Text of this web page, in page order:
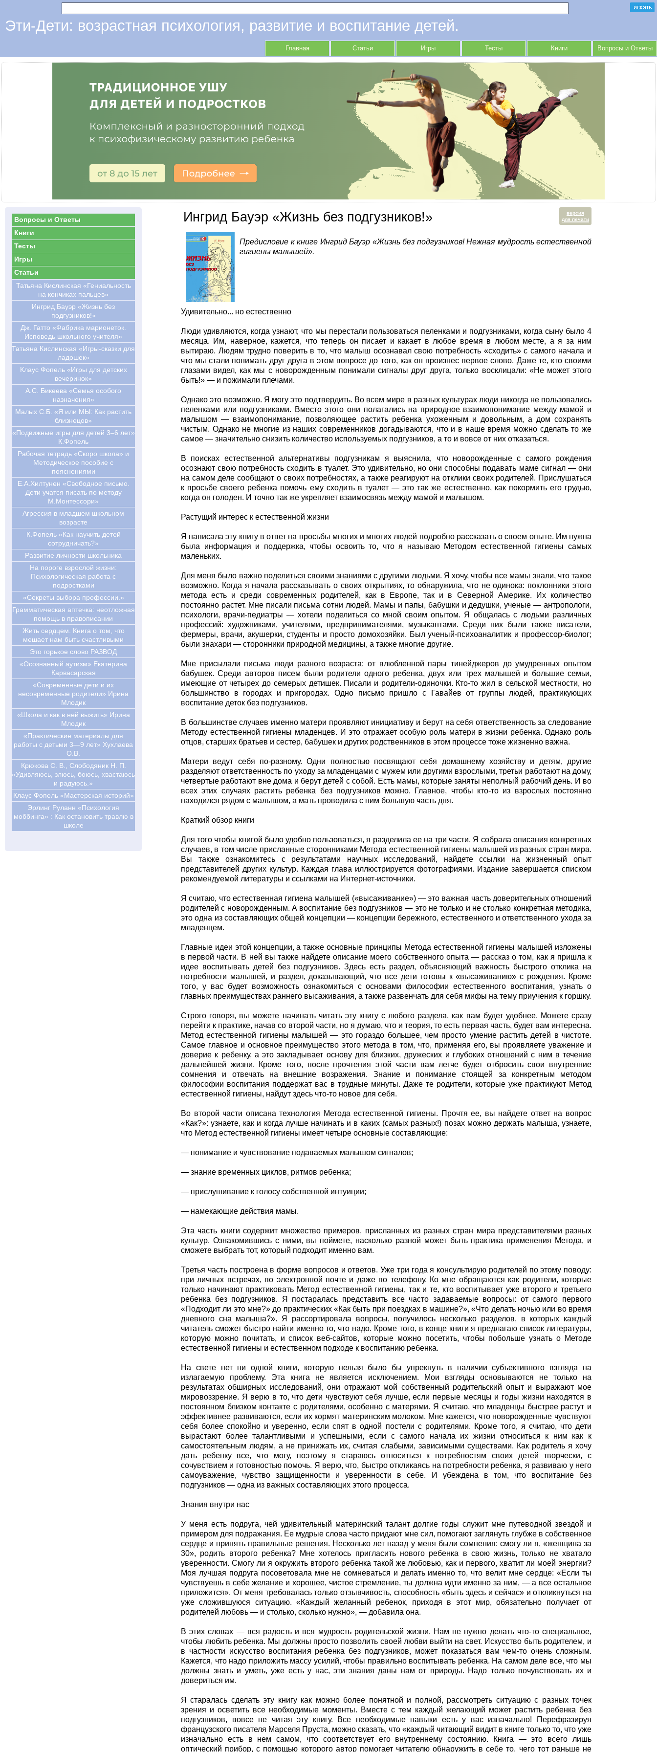
Эти-Дети: возрастная психология, развитие и воспитание детей.
Главная Статьи Игры Тесты Книги Вопросы и Ответы
версия
для печати
Ингрид Бауэр «Жизнь без подгузников!»
Предисловие к книге Ингрид Бауэр «Жизнь без подгузников! Нежная мудрость естественной
гигиены малышей».
Удивительно... но естественно
Люди удивляются, когда узнают, что мы перестали пользоваться пеленками и подгузниками, когда сыну было 4
месяца. Им, наверное, кажется, что теперь он писает и какает в любое время в любом месте, а я за ним
вытираю. Людям трудно поверить в то, что малыш осознавал свою потребность «сходить» с самого начала и
что мы стали понимать друг друга в этом вопросе до того, как он произнес первое слово. Даже те, кто своими
глазами видел, как мы с новорожденным понимали сигналы друг друга, только восклицали: «Не может этого
быть!» — и пожимали плечами.
Однако это возможно. Я могу это подтвердить. Во всем мире в разных культурах люди никогда не пользовались
пеленками или подгузниками. Вместо этого они полагались на природное взаимопонимание между мамой и
малышом — взаимопонимание, позволяющее растить ребенка ухоженным и довольным, а дом сохранять
чистым. Однако не многие из наших современников догадываются, что и в наше время можно сделать то же
самое — значительно снизить количество используемых подгузников, а то и вовсе от них отказаться.
В поисках естественной альтернативы подгузникам я выяснила, что новорожденные с самого рождения
осознают свою потребность сходить в туалет. Это удивительно, но они способны подавать маме сигнал — они
на самом деле сообщают о своих потребностях, а также реагируют на отклики своих родителей. Прислушаться
к просьбе своего ребенка помочь ему сходить в туалет — это так же естественно, как покормить его грудью,
когда он голоден. И точно так же укрепляет взаимосвязь между мамой и малышом.
Растущий интерес к естественной жизни
Я написала эту книгу в ответ на просьбы многих и многих людей подробно рассказать о своем опыте. Им нужна
была информация и поддержка, чтобы освоить то, что я называю Методом естественной гигиены самых
маленьких.
Для меня было важно поделиться своими знаниями с другими людьми. Я хочу, чтобы все мамы знали, что такое
возможно. Когда я начала рассказывать о своих открытиях, то обнаружила, что не одинока: поклонники этого
метода есть и среди современных родителей, как в Европе, так и в Северной Америке. Их количество
постоянно растет. Мне писали письма сотни людей. Мамы и папы, бабушки и дедушки, ученые — антропологи,
психологи, врачи-педиатры — хотели поделиться со мной своим опытом. Я общалась с людьми различных
профессий: художниками, учителями, предпринимателями, музыкантами. Среди них были также писатели,
фермеры, врачи, акушерки, студенты и просто домохозяйки. Был ученый-психоаналитик и профессор-биолог;
были знахари — сторонники природной медицины, а также многие другие.
Мне присылали письма люди разного возраста: от влюбленной пары тинейджеров до умудренных опытом
бабушек. Среди авторов писем были родители одного ребенка, двух или трех малышей и большие семьи,
имеющие от четырех до семерых детишек. Писали и родители-одиночки. Кто-то жил в сельской местности, но
большинство в городах и пригородах. Одно письмо пришло с Гавайев от группы людей, практикующих
воспитание деток без подгузников.
В большинстве случаев именно матери проявляют инициативу и берут на себя ответственность за следование
Методу естественной гигиены младенцев. И это отражает особую роль матери в жизни ребенка. Однако роль
отцов, старших братьев и сестер, бабушек и других родственников в этом процессе тоже жизненно важна.
Матери ведут себя по-разному. Одни полностью посвящают себя домашнему хозяйству и детям, другие
разделяют ответственность по уходу за младенцами с мужем или другими взрослыми, третьи работают на дому,
четвертые работают вне дома и берут детей с собой. Есть мамы, которые заняты неполный рабочий день. И во
всех этих случаях растить ребенка без подгузников можно. Главное, чтобы кто-то из взрослых постоянно
находился рядом с малышом, а мать проводила с ним большую часть дня.
Краткий обзор книги
Для того чтобы книгой было удобно пользоваться, я разделила ее на три части. Я собрала описания конкретных
случаев, в том числе присланные сторонниками Метода естественной гигиены малышей из разных стран мира.
Вы также ознакомитесь с результатами научных исследований, найдете ссылки на жизненный опыт
представителей других культур. Каждая глава иллюстрируется фотографиями. Издание завершается списком
рекомендуемой литературы и ссылками на Интернет-источники.
Я считаю, что естественная гигиена малышей («высаживание») — это важная часть доверительных отношений
родителей с новорожденным. А воспитание без подгузников — это не только и не столько конкретная методика,
это одна из составляющих общей концепции — концепции бережного, естественного и ответственного ухода за
младенцем.
Главные идеи этой концепции, а также основные принципы Метода естественной гигиены малышей изложены
в первой части. В ней вы также найдете описание моего собственного опыта — рассказ о том, как я пришла к
идее воспитывать детей без подгузников. Здесь есть раздел, объясняющий важность быстрого отклика на
потребности малышей, и раздел, доказывающий, что все дети готовы к «высаживанию» с рождения. Кроме
того, у вас будет возможность ознакомиться с основами философии естественного воспитания, узнать о
главных преимуществах раннего высаживания, а также развенчать для себя мифы на тему приучения к горшку.
Строго говоря, вы можете начинать читать эту книгу с любого раздела, как вам будет удобнее. Можете сразу
перейти к практике, начав со второй части, но я думаю, что и теория, то есть первая часть, будет вам интересна.
Метод естественной гигиены малышей — это гораздо большее, чем просто умение растить детей в чистоте.
Самое главное и основное преимущество этого метода в том, что, применяя его, вы проявляете уважение и
доверие к ребенку, а это закладывает основу для близких, дружеских и глубоких отношений с ним в течение
дальнейшей жизни. Кроме того, после прочтения этой части вам легче будет отбросить свои внутренние
сомнения и отвечать на внешние возражения. Знание и понимание стоящей за конкретным методом
философии воспитания поддержат вас в трудные минуты. Даже те родители, которые уже практикуют Метод
естественной гигиены, найдут здесь что-то новое для себя.
Во второй части описана технология Метода естественной гигиены. Прочтя ее, вы найдете ответ на вопрос
«Как?»: узнаете, как и когда лучше начинать и в каких (самых разных!) позах можно держать малыша, узнаете,
что Метод естественной гигиены имеет четыре основные составляющие:
— понимание и чувствование подаваемых малышом сигналов;
— знание временных циклов, ритмов ребенка;
— прислушивание к голосу собственной интуиции;
— намекающие действия мамы.
Эта часть книги содержит множество примеров, присланных из разных стран мира представителями разных
культур. Ознакомившись с ними, вы поймете, насколько разной может быть практика применения Метода, и
сможете выбрать тот, который подходит именно вам.
Третья часть построена в форме вопросов и ответов. Уже три года я консультирую родителей по этому поводу:
при личных встречах, по электронной почте и даже по телефону. Ко мне обращаются как родители, которые
только начинают практиковать Метод естественной гигиены, так и те, кто воспитывает уже второго и третьего
ребенка без подгузников. Я постаралась представить все часто задаваемые вопросы: от самого первого
«Подходит ли это мне?» до практических «Как быть при поездках в машине?», «Что делать ночью или во время
дневного сна малыша?». Я рассортировала вопросы, получилось несколько разделов, в которых каждый
читатель сможет быстро найти именно то, что надо. Кроме того, в конце книги я предлагаю список литературы,
которую можно почитать, и список веб-сайтов, которые можно посетить, чтобы побольше узнать о Методе
естественной гигиены и естественном подходе к воспитанию ребенка.
На свете нет ни одной книги, которую нельзя было бы упрекнуть в наличии субъективного взгляда на
излагаемую проблему. Эта книга не является исключением. Мои взгляды основываются не только на
результатах обширных исследований, они отражают мой собственный родительский опыт и выражают мое
мировоззрение. Я верю в то, что дети чувствуют себя лучше, если первые месяцы и годы жизни находятся в
постоянном близком контакте с родителями, особенно с матерями. Я считаю, что младенцы быстрее растут и
эффективнее развиваются, если их кормят материнским молоком. Мне кажется, что новорожденные чувствуют
себя более спокойно и уверенно, если спят в одной постели с родителями. Кроме того, я считаю, что дети
вырастают более талантливыми и успешными, если с самого начала их жизни относиться к ним как к
самостоятельным людям, а не принижать их, считая слабыми, зависимыми существами. Как родитель я хочу
дать ребенку все, что могу, поэтому я стараюсь относиться к потребностям своих детей творчески, с
сочувствием и готовностью помочь. Я верю, что, быстро откликаясь на потребности ребенка, я развиваю у него
самоуважение, чувство защищенности и уверенности в себе. И убеждена в том, что воспитание без
подгузников — одна из важных составляющих этого процесса.
Знания внутри нас
У меня есть подруга, чей удивительный материнский талант долгие годы служит мне путеводной звездой и
примером для подражания. Ее мудрые слова часто придают мне сил, помогают заглянуть глубже в собственное
сердце и принять правильные решения. Несколько лет назад у меня были сомнения: смогу ли я, «женщина за
30», родить второго ребенка? Мне хотелось пригласить нового ребенка в свою жизнь, только не хватало
уверенности. Смогу ли я окружить второго ребенка такой же любовью, как и первого, хватит ли моей энергии?
Моя лучшая подруга посоветовала мне не сомневаться и делать именно то, что велит мне сердце: «Если ты
чувствуешь в себе желание и хорошее, чистое стремление, ты должна идти именно за ним, — а все остальное
приложится». От меня требовалась только отзывчивость, способность «быть здесь и сейчас» и откликнуться на
уже сложившуюся ситуацию. «Каждый желанный ребенок, приходя в этот мир, обязательно получает от
родителей любовь — и столько, сколько нужно», — добавила она.
В этих словах — вся радость и вся мудрость родительской жизни. Нам не нужно делать что-то специальное,
чтобы любить ребенка. Мы должны просто позволить своей любви выйти на свет. Искусство быть родителем, и
в частности искусство воспитания ребенка без подгузников, может показаться вам чем-то очень сложным.
Кажется, что надо приложить массу усилий, чтобы правильно воспитывать ребенка. На самом деле все, что мы
должны знать и уметь, уже есть у нас, эти знания даны нам от природы. Надо только почувствовать их и
довериться им.
Я старалась сделать эту книгу как можно более понятной и полной, рассмотреть ситуацию с разных точек
зрения и осветить все необходимые моменты. Вместе с тем каждый желающий может растить ребенка без
подгузников, вовсе не читая эту книгу. Все необходимые навыки есть у вас изначально! Перефразируя
французского писателя Марселя Пруста, можно сказать, что «каждый читающий видит в книге только то, что уже
изначально есть в нем самом, что соответствует его внутреннему состоянию. Книга — это всего лишь
оптический прибор, с помощью которого автор помогает читателю обнаружить в себе то, чего тот раньше не
Вопросы и Ответы
Книги
Тесты
Игры
Статьи
Татьяна Кислинская «Гениальность
на кончиках пальцев»
Ингрид Бауэр «Жизнь без
подгузников!»
Дж. Гатто «Фабрика марионеток.
Исповедь школьного учителя»
Татьяна Кислинская «Игры-сказки для
ладошек»
Клаус Фопель «Игры для детских
вечеринок»
А.С. Бикеева «Семья особого
назначения»
Малых С.Б. «Я или МЫ: Как растить
близнецов»
«Подвижные игры для детей 3–6 лет»
К.Фопель
Рабочая тетрадь «Скоро школа» и
Методическое пособие с
пояснениями
Е.А.Хилтунен «Свободное письмо.
Дети учатся писать по методу
М.Монтессори»
Агрессия в младшем школьном
возрасте
К.Фопель «Как научить детей
сотрудничать?»
Развитие личности школьника
На пороге взрослой жизни:
Психологическая работа с
подростками
«Секреты выбора профессии.»
Грамматическая аптечка: неотложная
помощь в правописании
Жить сердцем. Книга о том, что
мешает нам быть счастливыми
Это горькое слово РАЗВОД
«Осознанный аутизм» Екатерина
Карвасарская
«Современные дети и их
несовременные родители» Ирина
Млодик
«Школа и как в ней выжить» Ирина
Млодик
«Практические материалы для
работы с детьми 3—9 лет» Хухлаева
О.В.
Крюкова С. В., Слободяник Н. П.
«Удивляюсь, злюсь, боюсь, хвастаюсь
и радуюсь.»
Клаус Фопель «Мастерская историй»
Эрлинг Руланн «Психология
моббинга» : Как остановить травлю в
школе